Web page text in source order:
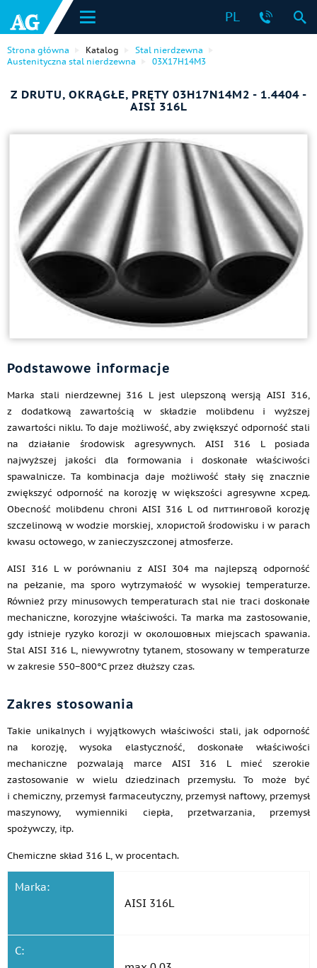
PL
Strona główna Katalog
Stal nierdzewna
Austenityczna stal nierdzewna
03Х17Н14М3
Z DRUTU, OKRĄGŁE, PRĘTY 03H17N14M2 - 1.4404 -
AISI 316L
Podstawowe informacje
Marka stali nierdzewnej 316 L jest ulepszoną wersją AISI 316,
z dodatkową zawartością w składzie molibdenu i wyższej
zawartości niklu. To daje możliwość, aby zwiększyć odporność stali
na działanie środowisk agresywnych. AISI 316 L posiada
najwyższej jakości dla formowania i doskonałe właściwości
spawalnicze. Ta kombinacja daje możliwość stały się znacznie
zwiększyć odporność na korozję w większości agresywne хсред.
Obecność molibdenu chroni AISI 316 L od питтинговой korozję
szczelinową w wodzie morskiej, хлористой środowisku i w parach
kwasu octowego, w zanieczyszczonej atmosferze.
AISI 316 L w porównaniu z AISI 304 ma najlepszą odporność
na pełzanie, ma sporo wytrzymałość w wysokiej temperaturze.
Również przy minusowych temperaturach stal nie traci doskonałe
mechaniczne, korozyjne właściwości. Ta marka ma zastosowanie,
gdy istnieje ryzyko korozji w околошовных miejscach spawania.
Stal AISI 316 L, niewywrotny tytanem, stosowany w temperaturze
w zakresie 550−800°C przez dłuższy czas.
Zakres stosowania
Takie unikalnych i wyjątkowych właściwości stali, jak odporność
na korozję, wysoka elastyczność, doskonałe właściwości
mechaniczne pozwalają marce AISI 316 L mieć szerokie
zastosowanie w wielu dziedzinach przemysłu. To może być
i chemiczny, przemysł farmaceutyczny, przemysł naftowy, przemysł
maszynowy, wymienniki ciepła, przetwarzania, przemysł
spożywczy, itp.
Chemiczne skład 316 L, w procentach.
Marka:
AISI 316L
C: